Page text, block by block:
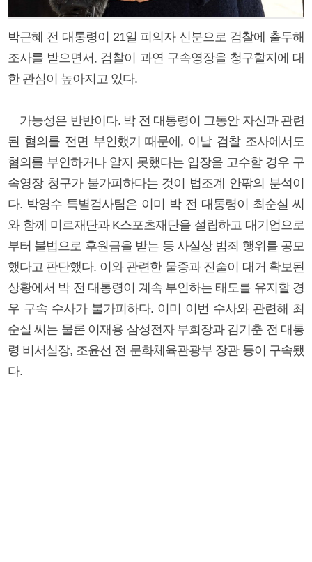
박근혜 전 대통령이 21일 피의자 신분으로 검찰에 출두해
조사를 받으면서, 검찰이 과연 구속영장을 청구할지에 대
한 관심이 높아지고 있다.
가능성은 반반이다. 박 전 대통령이 그동안 자신과 관련
된 혐의를 전면 부인했기 때문에, 이날 검찰 조사에서도
혐의를 부인하거나 알지 못했다는 입장을 고수할 경우 구
속영장 청구가 불가피하다는 것이 법조계 안팎의 분석이
다. 박영수 특별검사팀은 이미 박 전 대통령이 최순실 씨
와 함께 미르재단과 K스포츠재단을 설립하고 대기업으로
부터 불법으로 후원금을 받는 등 사실상 범죄 행위를 공모
했다고 판단했다. 이와 관련한 물증과 진술이 대거 확보된
상황에서 박 전 대통령이 계속 부인하는 태도를 유지할 경
우 구속 수사가 불가피하다. 이미 이번 수사와 관련해 최
순실 씨는 물론 이재용 삼성전자 부회장과 김기춘 전 대통
령 비서실장, 조윤선 전 문화체육관광부 장관 등이 구속됐
다.